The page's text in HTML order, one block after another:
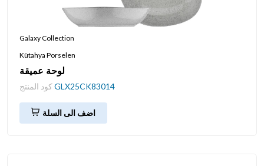
Galaxy Collection
Kütahya Porselen
لوحة عميقة
GLX25CK83014
اضف الى السلة